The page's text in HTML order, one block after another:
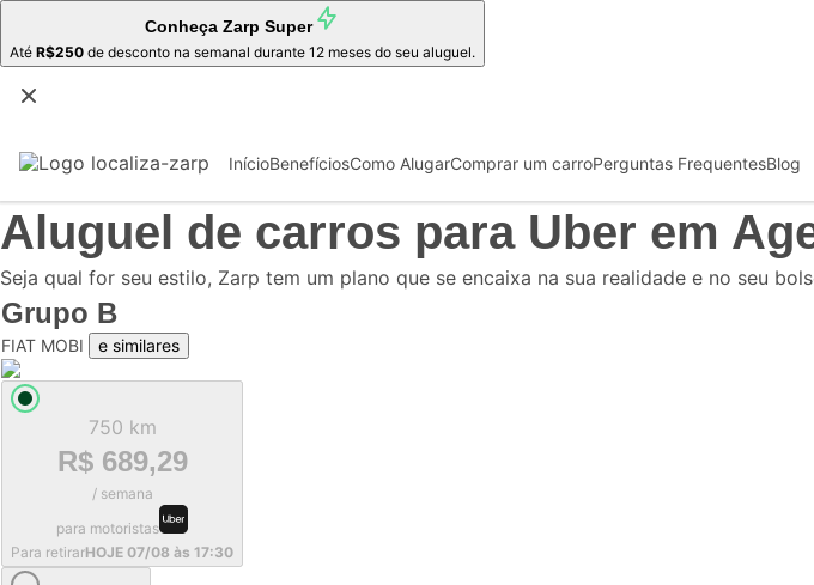
Conheça Zarp Super
Até R$250 de desconto na semanal durante 12 meses do seu aluguel.
InícioBenefíciosComo AlugarComprar um carroPerguntas FrequentesBlog
Aluguel de carros para Uber em
Seja qual for seu estilo, Zarp tem um plano que se encaixa na sua realidade e no seu
Grupo B
FIAT MOBI e similares
750 km
R$ 689,29
/ semana
para motoristas
Para retirarHOJE 07/08 às 17:30